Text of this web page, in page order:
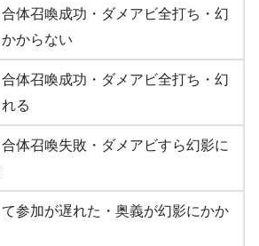
体召喚成功・ダメアビ全打ち・幻
からない
体召喚成功・ダメアビ全打ち・幻
る
体召喚失敗・ダメアビすら幻影に
参加が遅れた・奥義が幻影にかか